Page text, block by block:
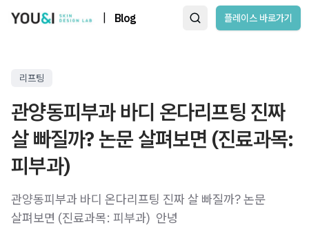
Blog 플레이스 바로가기
리프팅
관양동피부과 바디 온다리프팅 진짜
살 빠질까? 논문 살펴보면 (진료과목:
피부과)
관양동피부과 바디 온다리프팅 진짜 살 빠질까? 논문
살펴보면 (진료과목: 피부과) ​ 안녕